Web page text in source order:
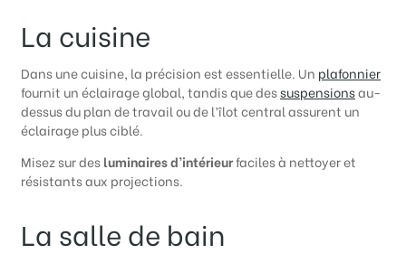
La cuisine
Dans une cuisine, la précision est essentielle. Un plafonnier
fournit un éclairage global, tandis que dessuspensionsau-
dessus du plan de travail ou de l’îlot central assurent un
éclairage plus ciblé.
Misez sur desluminaires d’intérieurfaciles à nettoyer et
résistants aux projections.
La salle de bain